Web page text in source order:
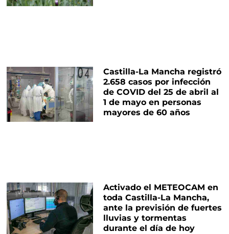
Castilla-La Mancha registró
2.658 casos por infección
de COVID del 25 de abril al
1 de mayo en personas
mayores de 60 años
Activado el METEOCAM en
toda Castilla-La Mancha,
ante la previsión de fuertes
lluvias y tormentas
durante el día de hoy